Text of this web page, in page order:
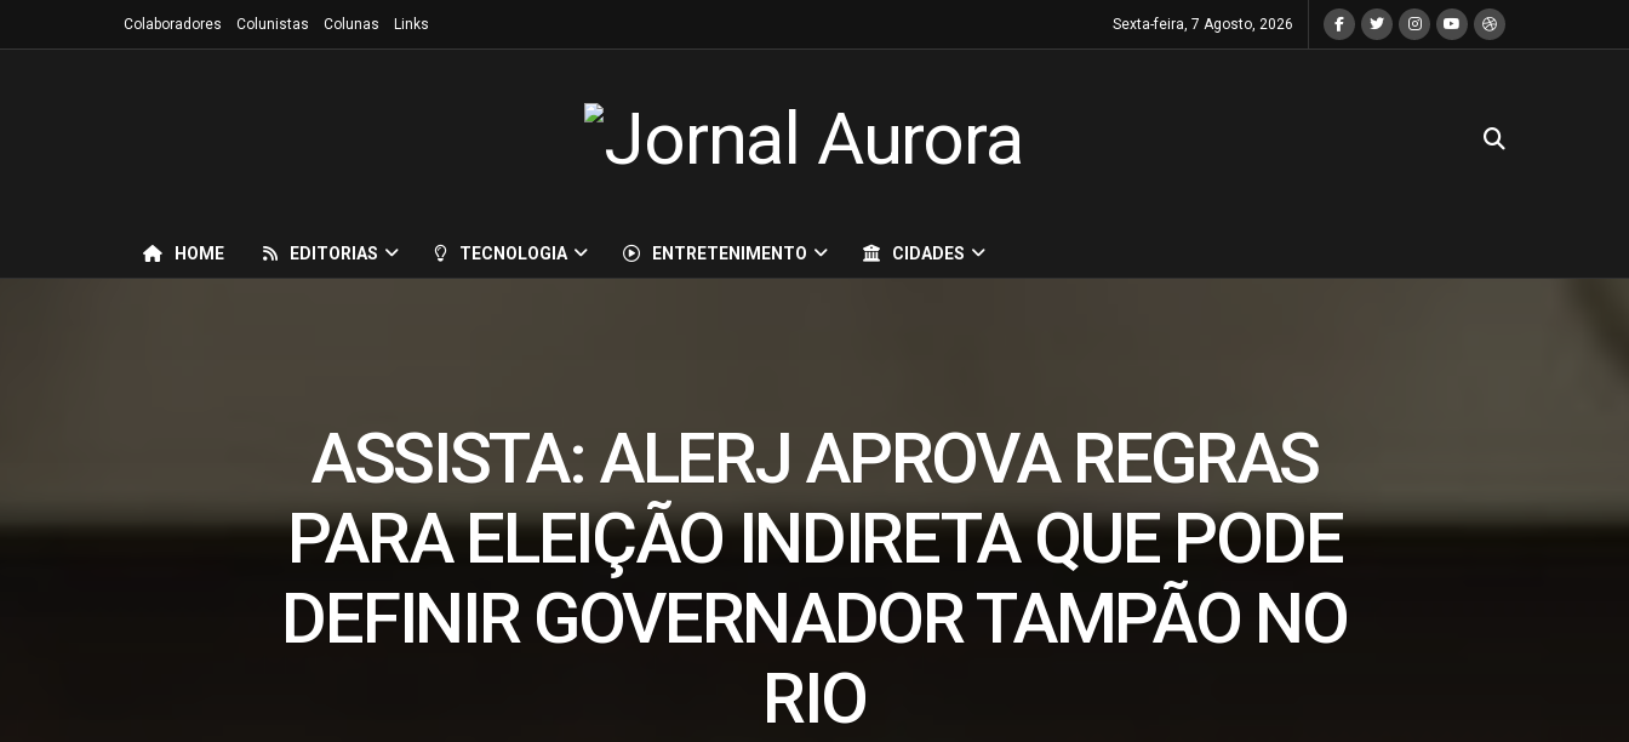
Colaboradores Colunistas Colunas Links Sexta-feira, 7 Agosto, 2026
HOME EDITORIAS TECNOLOGIA ENTRETENIMENTO CIDADES
ASSISTA: ALERJ APROVA REGRAS
PARA ELEIÇÃO INDIRETA QUE PODE
DEFINIR GOVERNADOR TAMPÃO NO
RIO